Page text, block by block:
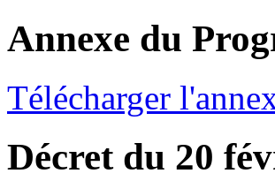
Annexe du
Télécharger
Décret du 20